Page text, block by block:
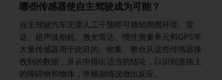
哪些传感器使自主驾驶成为可能？
自主驾驶汽车无需人工干预即可感知周围环境。雷
达、超声波相机、激光雷达、惯性测量单元和GPS等
大量传感器用于此目的。收集、整合从这些传感器接
收到的数据，并从中得出适当的结论，以识别道路上
的障碍物和物体，并根据情况做出反应。